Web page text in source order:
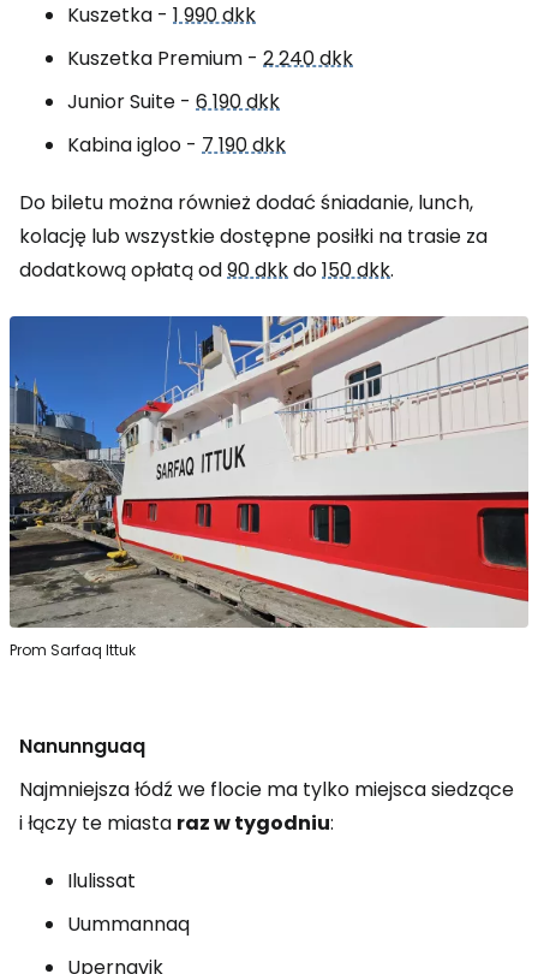
Kuszetka - 1 990 dkk
Kuszetka Premium - 2 240 dkk
Junior Suite - 6 190 dkk
Kabina igloo - 7 190 dkk
Do biletu można również dodać śniadanie, lunch,
kolację lub wszystkie dostępne posiłki na trasie za
dodatkową opłatą od90 dkkdo150 dkk.
Prom Sarfaq Ittuk
Nanunnguaq
Najmniejsza łódź we flocie ma tylko miejsca siedzące
i łączy te miasta raz w tygodniu:
Ilulissat
Uummannaq
Upernavik